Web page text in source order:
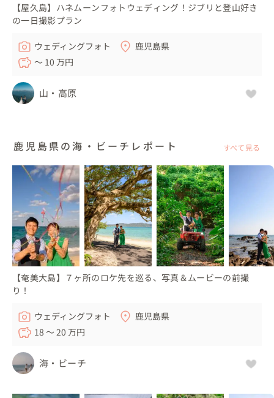
【屋久島】ハネムーンフォトウェディング！ジブリと登山好き
の一日撮影プラン
ウェディングフォト
鹿児島県
〜 10 万円
山・高原
鹿児島県の海・ビーチレポート すべて見る
【奄美大島】７ヶ所のロケ先を巡る、写真＆ムービーの前撮
り！
ウェディングフォト
鹿児島県
18 〜 20 万円
海・ビーチ